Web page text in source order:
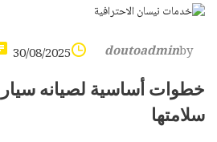
by
doutoadmin
30/08/2025
خطوات أساسية لصيانه
سلامتها